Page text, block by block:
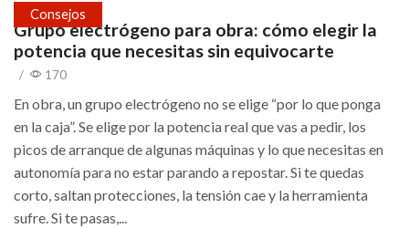
Consejos
Grupo electrógeno para obra: cómo elegir la
potencia que necesitas sin equivocarte
/ 170
En obra, un grupo electrógeno no se elige “por lo que ponga
en la caja”. Se elige por la potencia real que vas a pedir, los
picos de arranque de algunas máquinas y lo que necesitas en
autonomía para no estar parando a repostar. Si te quedas
corto, saltan protecciones, la tensión cae y la herramienta
sufre. Si te pasas,...